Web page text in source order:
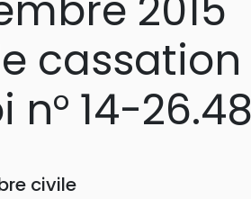
cassation
n° 14-
civile